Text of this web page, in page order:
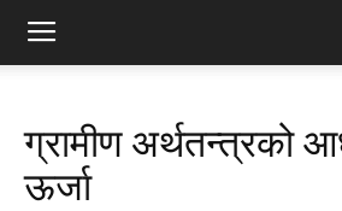
ग्रामीण अर्थतन्त्रको
ऊर्जा